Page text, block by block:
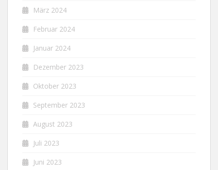
März 2024
Februar 2024
Januar 2024
Dezember 2023
Oktober 2023
September 2023
August 2023
Juli 2023
Juni 2023